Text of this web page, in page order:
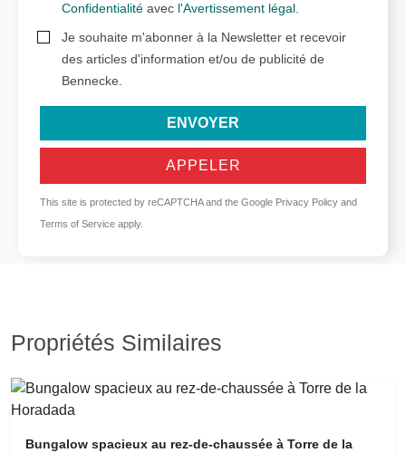
Confidentialité avec l'Avertissement légal
Je souhaite m'abonner à la Newsletter et recevoir
des articles d'information et/ou de publicité de
Bennecke.
ENVOYER
APPELER
This site is protected by reCAPTCHA and the Google Privacy Policy and
Terms of Service apply.
Propriétés Similaires
Bungalow spacieux au rez-de-chaussée à Torre de la